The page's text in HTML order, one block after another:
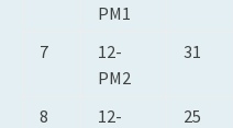
PM1
7
12-
PM2
31
8
12-
25